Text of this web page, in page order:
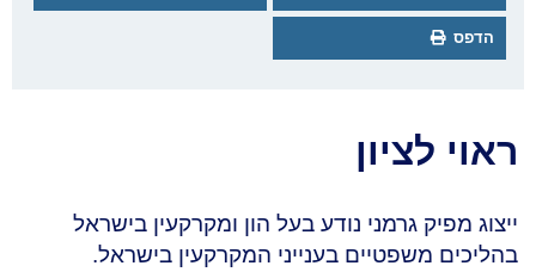
הדפס
ראוי לציון
ייצוג מפיק גרמני נודע בעל הון ומקרקעין בישראל
בהליכים משפטיים בענייני המקרקעין בישראל.